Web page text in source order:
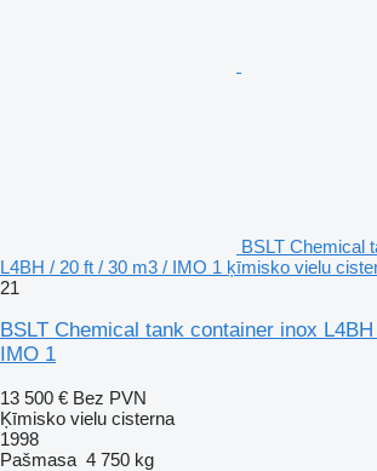
BSLT Chemical
L4BH / 20 ft / 30 m3 / IMO 1 ķīmisko vielu
21
BSLT Chemical tank container inox
IMO 1
13 500 € Bez PVN
Ķīmisko vielu cisterna
1998
Pašmasa 4 750 kg